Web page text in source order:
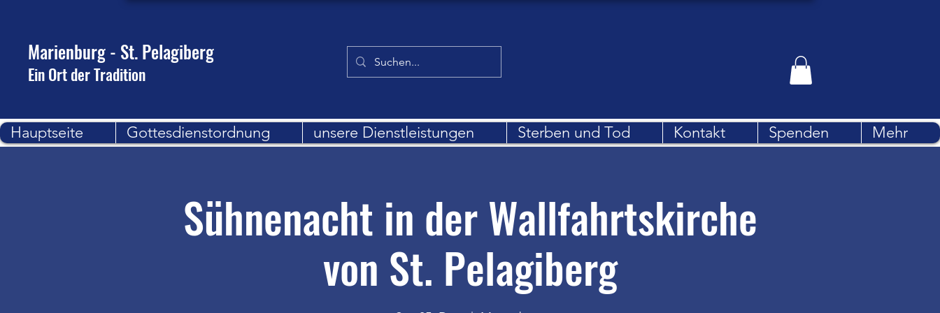
Marienburg - St. Pelagiberg
Ein Ort der Tradition
Hauptseite Gottesdienstordnung unsere Dienstleistungen Sterben und Tod Kontakt Spenden Mehr
Sühnenacht in der Wallfahrtskirche
von St. Pelagiberg